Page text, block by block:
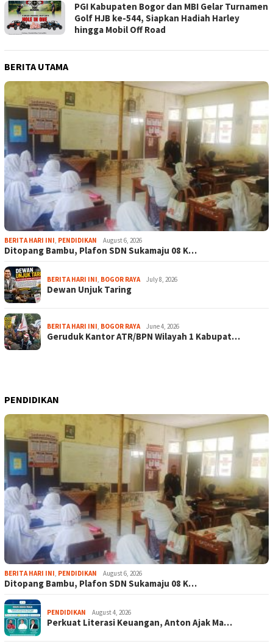
PGI Kabupaten Bogor dan MBI Gelar Turnamen
Golf HJB ke-544, Siapkan Hadiah Harley
hingga Mobil Off Road
BERITA UTAMA
BERITA HARI INI, PENDIDIKAN August 6, 2026
Ditopang Bambu, Plafon SDN Sukamaju 08 K…
BERITA HARI INI, BOGOR RAYA July 8, 2026
Dewan Unjuk Taring
BERITA HARI INI, BOGOR RAYA June 4, 2026
Geruduk Kantor ATR/BPN Wilayah 1 Kabupat…
PENDIDIKAN
BERITA HARI INI, PENDIDIKAN August 6, 2026
Ditopang Bambu, Plafon SDN Sukamaju 08 K…
PENDIDIKAN August 4, 2026
Perkuat Literasi Keuangan, Anton Ajak Ma…